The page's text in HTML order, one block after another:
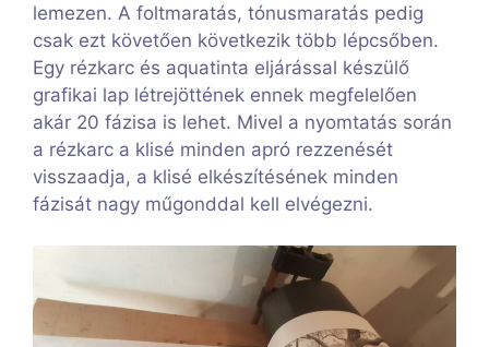
lemezen. A foltmaratás, tónusmaratás pedig
csak ezt követően következik több lépcsőben.
Egy rézkarc és aquatinta eljárással készülő
grafikai lap létrejöttének ennek megfelelően
akár 20 fázisa is lehet. Mivel a nyomtatás során
a rézkarc a klisé minden apró rezzenését
visszaadja, a klisé elkészítésének minden
fázisát nagy műgonddal kell elvégezni.